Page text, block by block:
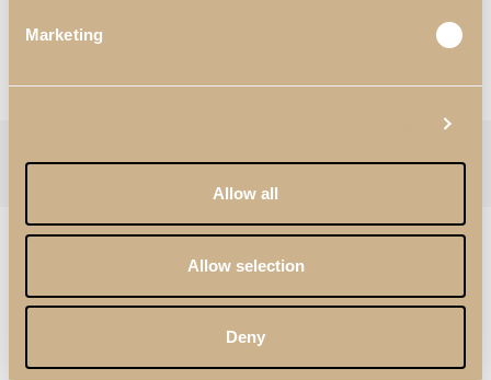
Marketing
Allow all
Allow selection
Deny